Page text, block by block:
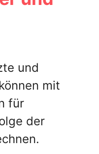
und
mit
für
der